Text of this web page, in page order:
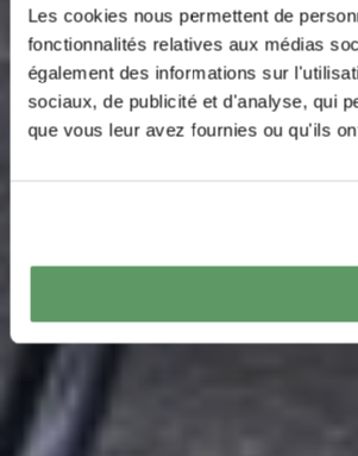
Les cookies nous permettent de
fonctionnalités relatives aux médias
également des informations sur
sociaux, de publicité et d'analyse, qui
que vous leur avez fournies ou qu'ils